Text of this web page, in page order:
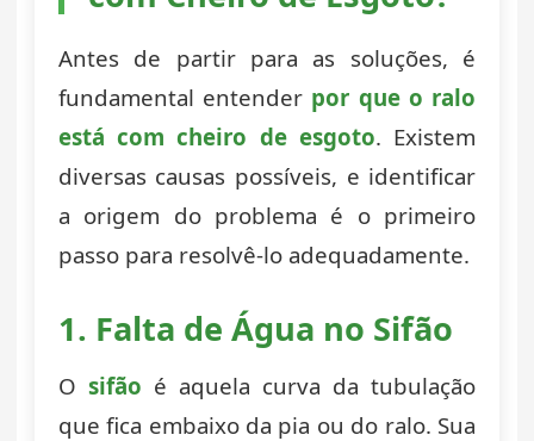
Antes de partir para as soluções, é
fundamental entender por que o ralo
está com cheiro de esgoto. Existem
diversas causas possíveis, e identificar
a origem do problema é o primeiro
passo para resolvê-lo adequadamente.
1. Falta de Água no Sifão
O sifão é aquela curva da tubulação
que fica embaixo da pia ou do ralo. Sua